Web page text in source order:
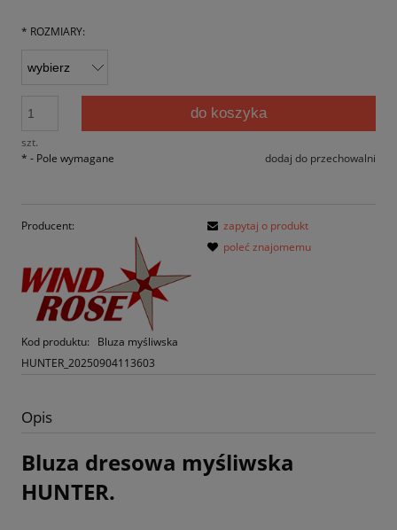
* ROZMIARY:
szt.
do koszyka
dodaj do przechowalni
* - Pole wymagane
Producent:
Kod produktu:
Bluza myśliwska
HUNTER_20250904113603
zapytaj o produkt
poleć znajomemu
Opis
Bluza dresowa myśliwska
HUNTER.